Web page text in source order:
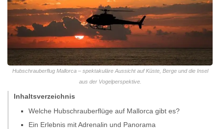
Hubschrauberflug Mallorca – spektakuläre Aussicht auf Küste, Berge und die Insel
aus der Vogelperspektive.
Inhaltsverzeichnis
Welche Hubschrauberflüge auf Mallorca gibt es?
Ein Erlebnis mit Adrenalin und Panorama